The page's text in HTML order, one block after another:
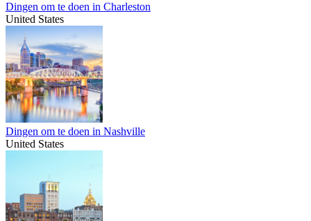
Dingen om te doen in Charleston
United States
Dingen om te doen in Nashville
United States